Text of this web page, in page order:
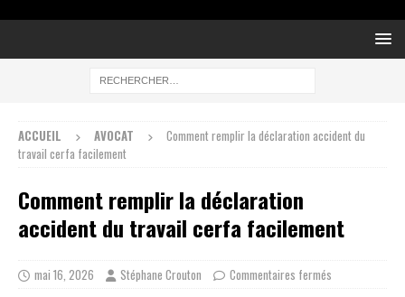
ACCUEIL AVOCAT
Comment remplir la déclaration accident du
travail cerfa facilement
Comment remplir la déclaration
accident du travail cerfa facilement
mai 16, 2026 Stéphane Crouton Commentaires fermés